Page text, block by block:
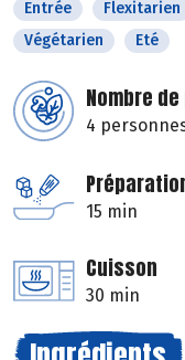
Entrée Flexitarien
Végétarien
Eté
Nombre
4
15 min
Cuisson
30 min